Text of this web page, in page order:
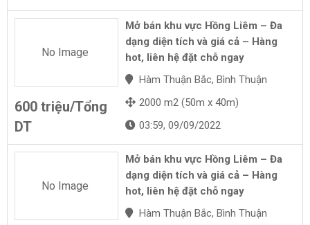
No Image
600 triệu/Tổng
DT
Mở bán khu vực Hồng Liêm – Đa
dạng diện tích và giá cả – Hàng
hot, liên hệ đặt chỗ ngay
Hàm Thuận Bắc, Bình Thuận
2000 m2 (50m x 40m)
03:59, 09/09/2022
No Image
Mở bán khu vực Hồng Liêm – Đa
dạng diện tích và giá cả – Hàng
hot, liên hệ đặt chỗ ngay
Hàm Thuận Bắc, Bình Thuận